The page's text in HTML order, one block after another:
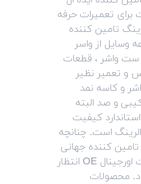
برای تعمیرات حرفه
تامین کننده
وسایل از واسر
ست واشر ، قطعات
و تعمیر نظیر
و کاسه نمد
و صد البته
کیفیت
است. چنانچه
کننده جهانی
قطعات اورجینال OE انتظار
محصولات